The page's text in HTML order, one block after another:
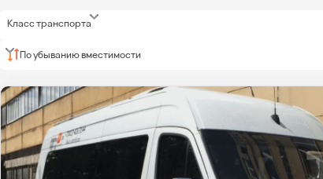
Класс транспорта
По убыванию вместимости